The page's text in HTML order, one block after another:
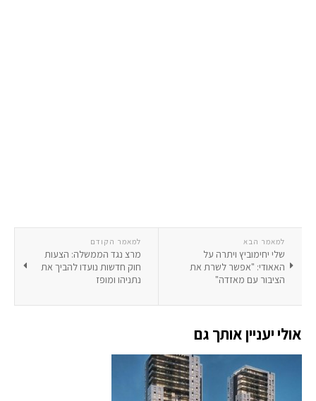
למאמר הקודם
מרצ נגד הממשלה: הצעות
חוק חדשות נועדו להביך את
נתניהו ומופז
למאמר הבא
שלי יחימוביץ ויתרה על
האאודי: "אפשר לשרת את
הציבור עם מאזדה"
אולי יעניין אותך גם